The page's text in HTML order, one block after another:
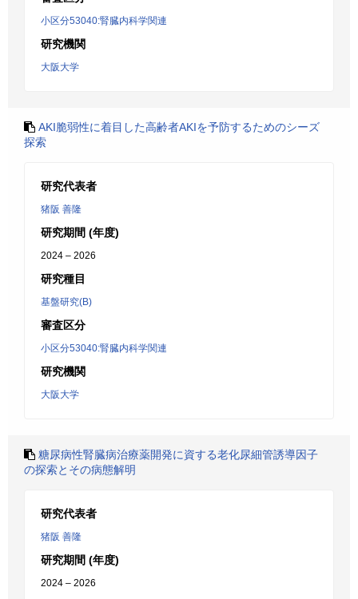
小区分53040:腎臓内科学関連
研究機関
大阪大学
AKI脆弱性に着目した高齢者AKIを予防するためのシーズ
探索
研究代表者
猪阪 善隆
研究期間 (年度)
2024 – 2026
研究種目
基盤研究(B)
審査区分
小区分53040:腎臓内科学関連
研究機関
大阪大学
糖尿病性腎臓病治療薬開発に資する老化尿細管誘導因子
の探索とその病態解明
研究代表者
猪阪 善隆
研究期間 (年度)
2024 – 2026